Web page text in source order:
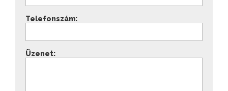
Telefonszám:
Üzenet: